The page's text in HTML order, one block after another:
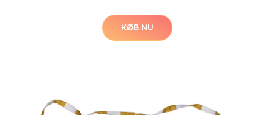
KØB NU